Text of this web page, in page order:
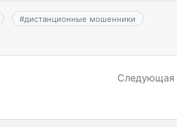
#дистанционные мошенники
Следующая